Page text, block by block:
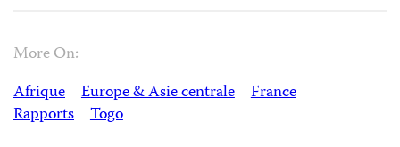
More On:
Afrique
Europe & Asie centrale
France
Rapports
Togo